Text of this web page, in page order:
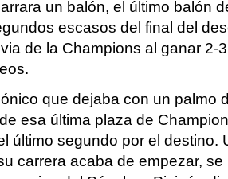
un balón, el último balón
escasos del final del
de la Champions al ganar 2-
que dejaba con un palmo
esa última plaza de
último segundo por el destino.
carrera acaba de empezar,